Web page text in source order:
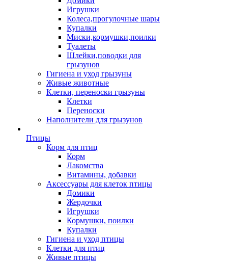
Игрушки
Колеса,прогулочные шары
Купалки
Миски,кормушки,поилки
Туалеты
Шлейки,поводки для
грызунов
Гигиена и уход грызуны
Живые животные
Клетки, переноски грызуны
Клетки
Переноски
Наполнители для грызунов
Птицы
Корм для птиц
Корм
Лакомства
Витамины, добавки
Аксессуары для клеток птицы
Домики
Жердочки
Игрушки
Кормушки, поилки
Купалки
Гигиена и уход птицы
Клетки для птиц
Живые птицы